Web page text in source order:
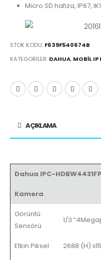
Micro SD hafıza, IP67,
STOK KODU: F639F540674B
KATEGORILER: DAHUA, MOBIL IP
AÇIKLAMA
Dahua IPC-
Kamera
Görüntü
Sensörü
1/3
Etkin Piksel 2688 (H)